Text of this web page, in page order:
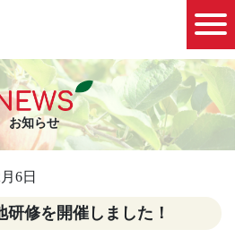
お知らせ
6日
修を開催しました！